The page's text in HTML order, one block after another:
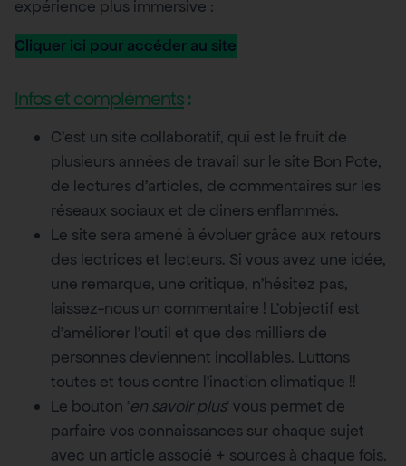
expérience plus immersive :
Cliquer ici pour accéder au site
Infos et compléments:
C’est un site collaboratif, qui est le fruit de
plusieurs années de travail sur le site Bon Pote,
de lectures d’articles, de commentaires sur les
réseaux sociaux et de diners enflammés.
Le site sera amené à évoluer grâce aux retours
des lectrices et lecteurs. Si vous avez une idée,
une remarque, une critique, n’hésitez pas,
laissez-nous un commentaire ! L’objectif est
d’améliorer l’outil et que des milliers de
personnes deviennent incollables. Luttons
toutes et tous contre l’inaction climatique !!
Le bouton ‘en savoir plus‘ vous permet de
parfaire vos connaissances sur chaque sujet
avec un article associé + sources à chaque fois.